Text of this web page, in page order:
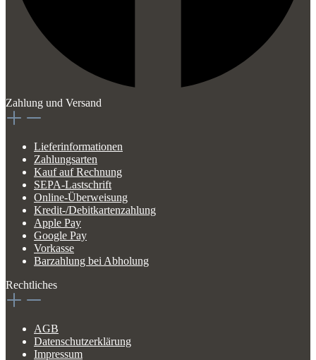
Zahlung und Versand
Lieferinformationen
Zahlungsarten
Kauf auf Rechnung
SEPA-Lastschrift
Online-Überweisung
Kredit-/Debitkartenzahlung
Apple Pay
Google Pay
Vorkasse
Barzahlung bei Abholung
Rechtliches
AGB
Datenschutzerklärung
Impressum